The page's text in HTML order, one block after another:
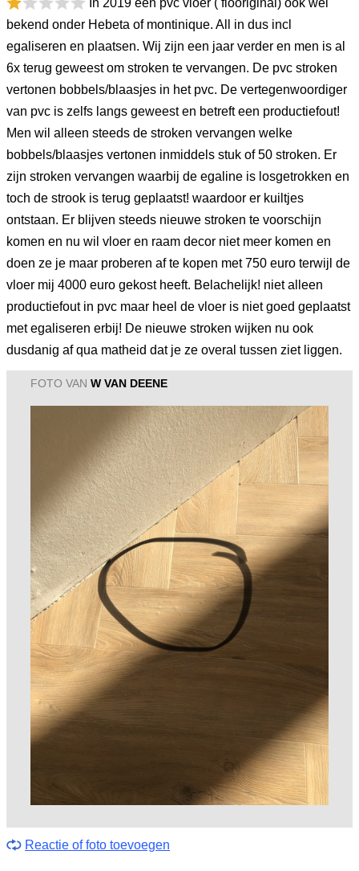
In 2019 een pvc vloer ( flooriginal) ook wel
bekend onder Hebeta of montinique. All in dus incl
egaliseren en plaatsen. Wij zijn een jaar verder en men is al
6x terug geweest om stroken te vervangen. De pvc stroken
vertonen bobbels/blaasjes in het pvc. De vertegenwoordiger
van pvc is zelfs langs geweest en betreft een productiefout!
Men wil alleen steeds de stroken vervangen welke
bobbels/blaasjes vertonen inmiddels stuk of 50 stroken. Er
zijn stroken vervangen waarbij de egaline is losgetrokken en
toch de strook is terug geplaatst! waardoor er kuiltjes
ontstaan. Er blijven steeds nieuwe stroken te voorschijn
komen en nu wil vloer en raam decor niet meer komen en
doen ze je maar proberen af te kopen met 750 euro terwijl de
vloer mij 4000 euro gekost heeft. Belachelijk! niet alleen
productiefout in pvc maar heel de vloer is niet goed geplaatst
met egaliseren erbij! De nieuwe stroken wijken nu ook
dusdanig af qua matheid dat je ze overal tussen ziet liggen.
FOTO VAN W VAN DEENE
Reactie of foto toevoegen